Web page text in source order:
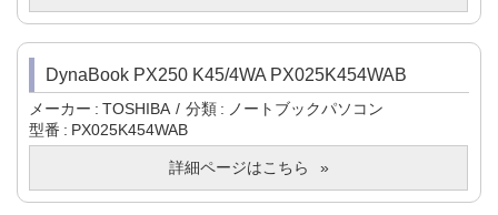
DynaBook PX250 K45/4WA PX025K454WAB
メーカー TOSHIBA 分類
ノートブックパソコン
型番
PX025K454WAB
詳細ページはこちら